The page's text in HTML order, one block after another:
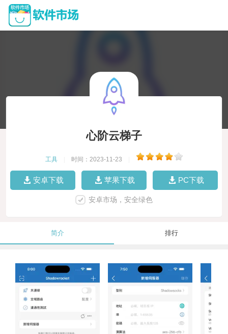
心阶云梯子
工具 时间：2023-11-23
安卓下载 苹果下载 PC下载
安卓市场，安全绿色
简介 排行